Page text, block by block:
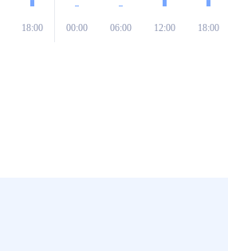
18:00 00:00 06:00 12:00 18:00